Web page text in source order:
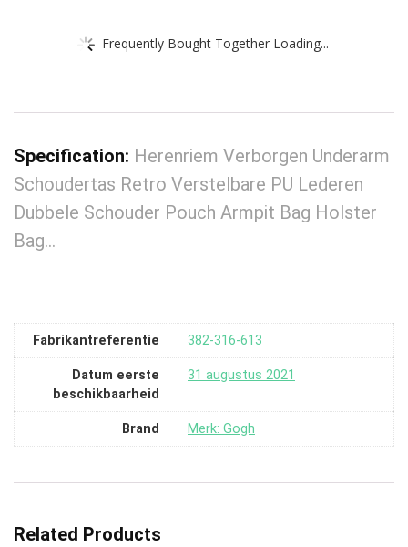
Frequently Bought Together Loading...
Specification: Herenriem Verborgen Underarm
Schoudertas Retro Verstelbare PU Lederen
Dubbele Schouder Pouch Armpit Bag Holster
Bag…
Fabrikantreferentie 382-316-613
Datum eerste
beschikbaarheid
31 augustus 2021
Brand Merk: Gogh
Related Products